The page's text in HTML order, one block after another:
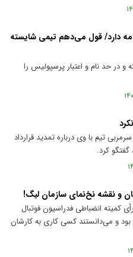
دارد/ قول می‌دهم تیمی شایسته
در حد نام و اعتبار پرسپولیس را
تیم با وی درباره تمدید قرارداد
گفتگو کرد.
و نقشه نخ‌نمای سازمان لیگ!
کمیته انضباطی فدراسیون فوتبال
و می‌دانستند کسی کاری به کارشان